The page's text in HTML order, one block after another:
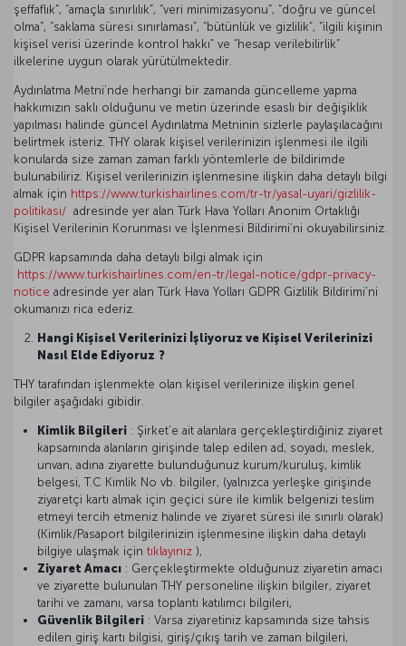
şeffaflık”, “amaçla sınırlılık”, “veri minimizasyonu”, “doğru ve güncel
olma”, “saklama süresi sınırlaması”, “bütünlük ve gizlilik”, “ilgili kişinin
kişisel verisi üzerinde kontrol hakkı” ve “hesap verilebilirlik”
ilkelerine uygun olarak yürütülmektedir.
Aydınlatma Metni’nde herhangi bir zamanda güncelleme yapma
hakkımızın saklı olduğunu ve metin üzerinde esaslı bir değişiklik
yapılması halinde güncel Aydınlatma Metninin sizlerle paylaşılacağını
belirtmek isteriz. THY olarak kişisel verilerinizin işlenmesi ile ilgili
konularda size zaman zaman farklı yöntemlerle de bildirimde
bulunabiliriz. Kişisel verilerinizin işlenmesine ilişkin daha detaylı bilgi
almak için https://www.turkishairlines.com/tr-tr/yasal-uyari/gizlilik-
politikasi/ adresinde yer alan Türk Hava Yolları Anonim Ortaklığı
Kişisel Verilerinin Korunması ve İşlenmesi Bildirimi’ni okuyabilirsiniz.
GDPR kapsamında daha detaylı bilgi almak için
https://www.turkishairlines.com/en-tr/legal-notice/gdpr-privacy-
notice adresinde yer alan Türk Hava Yolları GDPR Gizlilik Bildirimi’ni
okumanızı rica ederiz.
Hangi Kişisel Verilerinizi İşliyoruz ve Kişisel Verilerinizi
Nasıl Elde Ediyoruz ?
THY tarafından işlenmekte olan kişisel verilerinize ilişkin genel
bilgiler aşağıdaki gibidir.
Kimlik Bilgileri : Şirket’e ait alanlara gerçekleştirdiğiniz ziyaret
kapsamında alanların girişinde talep edilen ad, soyadı, meslek,
unvan, adına ziyarette bulunduğunuz kurum/kuruluş, kimlik
belgesi, T.C Kimlik No vb. bilgiler, (yalnızca yerleşke girişinde
ziyaretçi kartı almak için geçici süre ile kimlik belgenizi teslim
etmeyi tercih etmeniz halinde ve ziyaret süresi ile sınırlı olarak)
(Kimlik/Pasaport bilgilerinizin işlenmesine ilişkin daha detaylı
bilgiye ulaşmak için tıklayınız ),
Ziyaret Amacı : Gerçekleştirmekte olduğunuz ziyaretin amacı
ve ziyarette bulunulan THY personeline ilişkin bilgiler, ziyaret
tarihi ve zamanı, varsa toplantı katılımcı bilgileri,
Güvenlik Bilgileri : Varsa ziyaretiniz kapsamında size tahsis
edilen giriş kartı bilgisi, giriş/çıkış tarih ve zaman bilgileri,